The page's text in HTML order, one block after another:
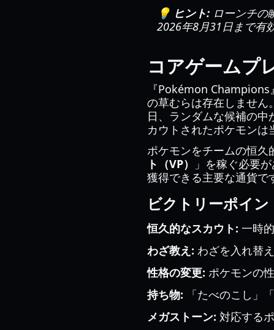
💡 ヒント: ローンチの
2026年8月31日まで有
コアゲームプ
『Pokémon
の草むらは存在しません
日、ランダムな候補の
カウトされたポケモンは
ポケモンをチームの恒久
ト（VP）
」を稼ぐ必要
獲得できる主要な通貨で
ビクトリーポイ
恒久的なスカウト: 一時
わざ教え: わざを入れ替
性格の変更: ポケモンの
持ち物: 「たべのこし」
メガストーン: 対応する